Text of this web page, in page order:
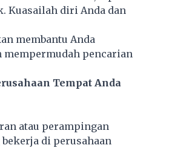
Kuasailah diri Anda dan
membantu Anda
pencarian
Tempat Anda
atau perampingan
di perusahaan